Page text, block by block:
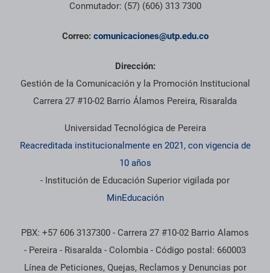
Conmutador: (57) (606) 313 7300
Correo: comunicaciones@utp.edu.co
Dirección:
Gestión de la Comunicación y la Promoción Institucional
Carrera 27 #10-02 Barrio Álamos Pereira, Risaralda
Universidad Tecnológica de Pereira
Reacreditada institucionalmente en 2021, con vigencia de
10 años
- Institución de Educación Superior vigilada por
MinEducación
PBX: +57 606 3137300 - Carrera 27 #10-02 Barrio Alamos
- Pereira - Risaralda - Colombia - Código postal: 660003
Línea de Peticiones, Quejas, Reclamos y Denuncias por